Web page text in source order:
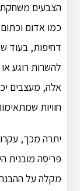
הצבעים משחקת
כמו אדום
דחיפות, בעוד
להשרות רוגע
אלה, מעצבים
חוויות
יתרה מכך,
פריסה מובנית
מקלה על ההבנה.